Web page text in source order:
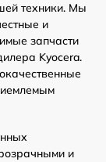
техники. Мы
и
запчасти
Kyocera.
и